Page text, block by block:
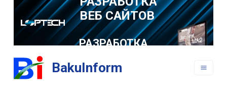
РАЗРАБОТКА
МОБИЛЬНЫХ
ПРИЛОЖЕНИЙ
BakuInform